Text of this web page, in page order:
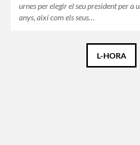
urnes per elegir el seu president per a
anys, així com els seus…
L-HORA